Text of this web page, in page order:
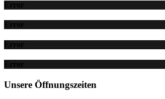
Error
Error
Error
Error
Unsere Öffnungszeiten